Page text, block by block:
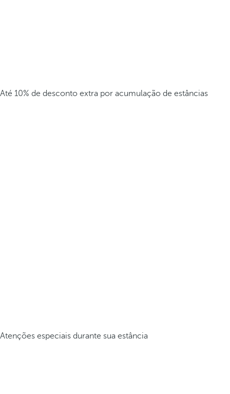
Até 10% de desconto extra por acumulação de estâncias
Atenções especiais durante sua estância